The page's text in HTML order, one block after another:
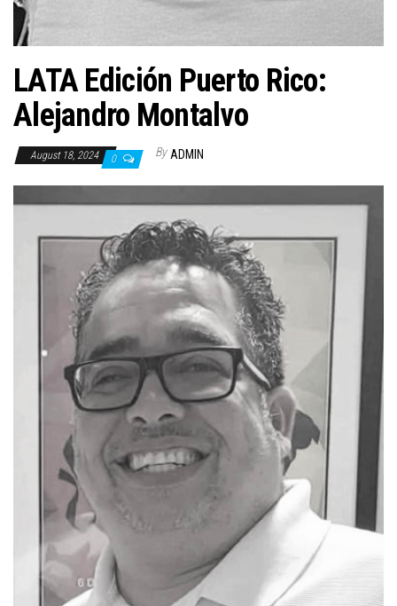
LATA Edición Puerto Rico:
Alejandro Montalvo
August 18, 2024 0 By ADMIN